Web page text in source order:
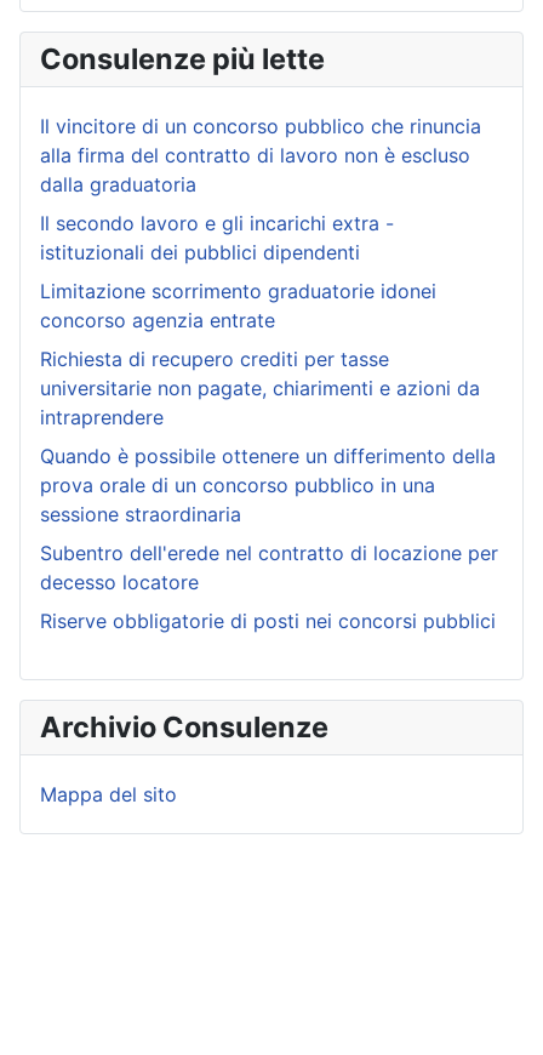
Consulenze più lette
Il vincitore di un concorso pubblico che rinuncia
alla firma del contratto di lavoro non è escluso
dalla graduatoria
Il secondo lavoro e gli incarichi extra -
istituzionali dei pubblici dipendenti
Limitazione scorrimento graduatorie idonei
concorso agenzia entrate
Richiesta di recupero crediti per tasse
universitarie non pagate, chiarimenti e azioni da
intraprendere
Quando è possibile ottenere un differimento della
prova orale di un concorso pubblico in una
sessione straordinaria
Subentro dell'erede nel contratto di locazione per
decesso locatore
Riserve obbligatorie di posti nei concorsi pubblici
Archivio Consulenze
Mappa del sito